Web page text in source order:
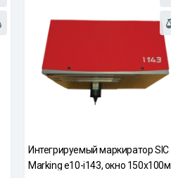
Интегрируемый маркиратор SIC
Marking e10-i143, окно